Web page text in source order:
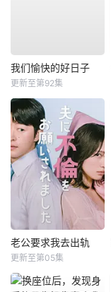
我们愉快的好日子
更新至第92集
老公要求我去出轨
更新至第05集